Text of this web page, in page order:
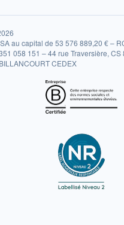
au capital de 53 576 889,20 € –
058 151 – 44 rue Traversière,
CEDEX